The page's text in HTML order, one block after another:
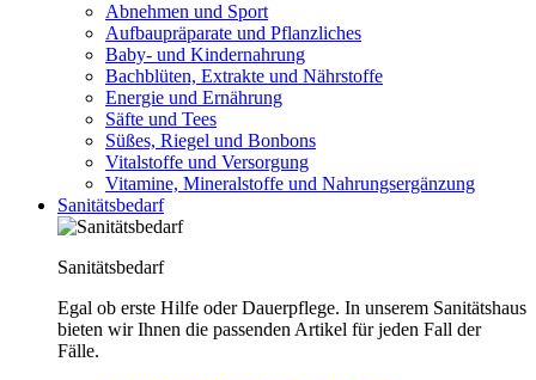
Abnehmen und Sport
Aufbaupräparate und Pflanzliches
Baby- und Kindernahrung
Bachblüten, Extrakte und Nährstoffe
Energie und Ernährung
Säfte und Tees
Süßes, Riegel und Bonbons
Vitalstoffe und Versorgung
Vitamine, Mineralstoffe und Nahrungsergänzung
Sanitätsbedarf
Sanitätsbedarf
Egal ob erste Hilfe oder Dauerpflege. In unserem Sanitätshaus
bieten wir Ihnen die passenden Artikel für jeden Fall der
Fälle.